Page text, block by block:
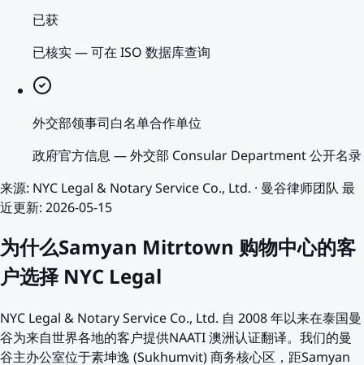
已获
已核实—可在 ISO 数据库查询
外交部领事司白名单合作单位
政府官方信息—外交部 Consular Department 公开名录
来源: NYC Legal & Notary Service Co., Ltd. · 曼谷律师团队最
近更新: 2026-05-15
为什么Samyan Mitrtown 购物中心的客
户选择 NYC Legal
NYC Legal & Notary Service Co., Ltd. 自 2008 年以来在泰国曼
谷为来自世界各地的客户提供NAATI 澳洲认证翻译。我们的曼
谷主办公室位于素坤逸 (Sukhumvit) 商务核心区，距Samyan